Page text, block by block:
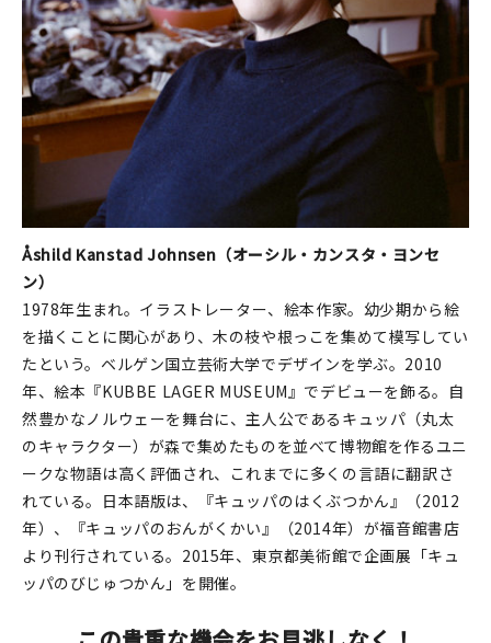
Åshild Kanstad Johnsen（オーシル・カンスタ・ヨンセ
ン）
1978年生まれ。イラストレーター、絵本作家。幼少期から絵
を描くことに関心があり、木の枝や根っこを集めて模写してい
たという。ベルゲン国立芸術大学でデザインを学ぶ。2010
年、絵本『KUBBE LAGER MUSEUM』でデビューを飾る。自
然豊かなノルウェーを舞台に、主人公であるキュッパ（丸太
のキャラクター）が森で集めたものを並べて博物館を作るユニ
ークな物語は高く評価され、これまでに多くの言語に翻訳さ
れている。日本語版は、『キュッパのはくぶつかん』（2012
年）、『キュッパのおんがくかい』（2014年）が福音館書店
より刊行されている。2015年、東京都美術館で企画展「キュ
ッパのびじゅつかん」を開催。